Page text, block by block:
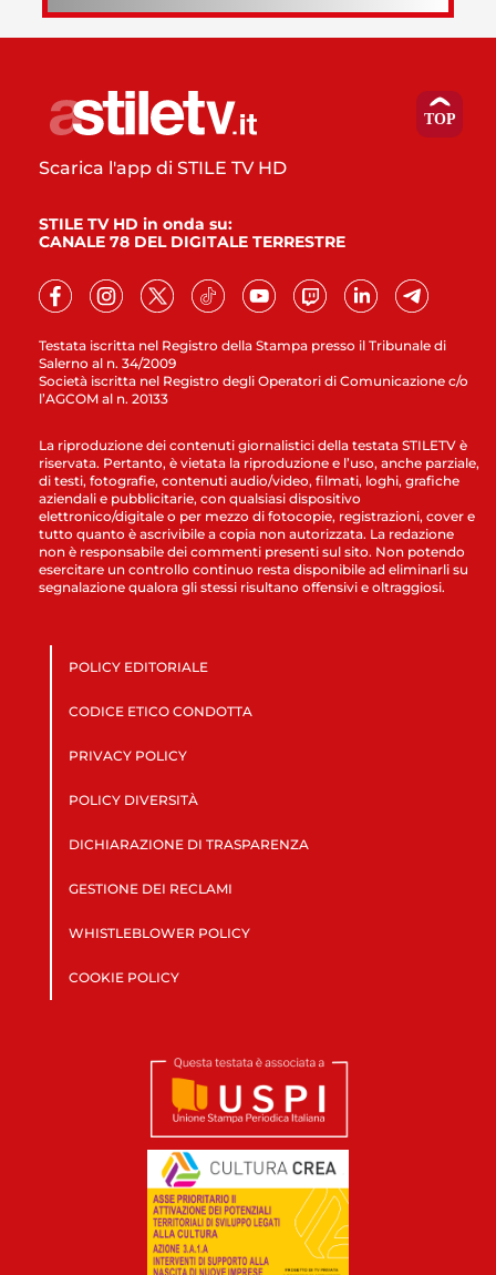
Testata iscritta nel Registro della Stampa presso il Tribunale di
Salerno al n. 34/2009
Società iscritta nel Registro degli Operatori di Comunicazione c/o
l’AGCOM al n. 20133
Scarica l'app di STILE TV HD
STILE TV HD in onda su:
CANALE 78 DEL DIGITALE TERRESTRE
La riproduzione dei contenuti giornalistici della testata STILETV è
riservata. Pertanto, è vietata la riproduzione e l’uso, anche parziale,
di testi, fotografie, contenuti audio/video, filmati, loghi, grafiche
aziendali e pubblicitarie, con qualsiasi dispositivo
elettronico/digitale o per mezzo di fotocopie, registrazioni, cover e
tutto quanto è ascrivibile a copia non autorizzata. La redazione
non è responsabile dei commenti presenti sul sito. Non potendo
esercitare un controllo continuo resta disponibile ad eliminarli su
segnalazione qualora gli stessi risultano offensivi e oltraggiosi.
POLICY EDITORIALE
CODICE ETICO CONDOTTA
PRIVACY POLICY
POLICY DIVERSITÀ
DICHIARAZIONE DI TRASPARENZA
GESTIONE DEI RECLAMI
WHISTLEBLOWER POLICY
COOKIE POLICY